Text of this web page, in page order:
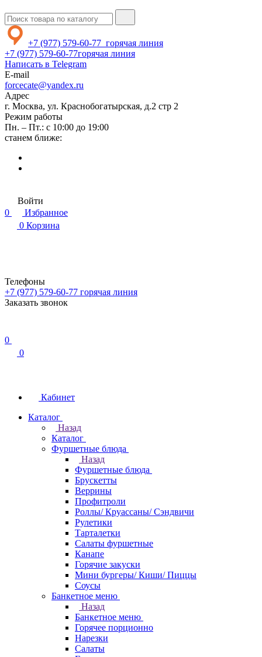
+7 (977) 579-60-77 горячая линия
+7 (977) 579-60-77горячая линия
Написать в Telegram
E-mail
forcecate@yandex.ru
Адрес
г. Москва, ул. Краснобогатырская, д.2 стр 2
Режим работы
Пн. – Пт.: с 10:00 до 19:00
станем ближе:
Войти
0
Избранное
0 Корзина
Телефоны
+7 (977) 579-60-77 горячая линия
Заказать звонок
0
0
Кабинет
Каталог
Назад
Каталог
Фуршетные блюда
Назад
Фуршетные блюда
Брускетты
Веррины
Профитроли
Роллы/ Круассаны/ Сэндвичи
Рулетики
Тарталетки
Салаты фуршетные
Канапе
Горячие закуски
Мини бургеры/ Киши/ Пиццы
Соусы
Банкетное меню
Назад
Банкетное меню
Горячее порционно
Нарезки
Салаты